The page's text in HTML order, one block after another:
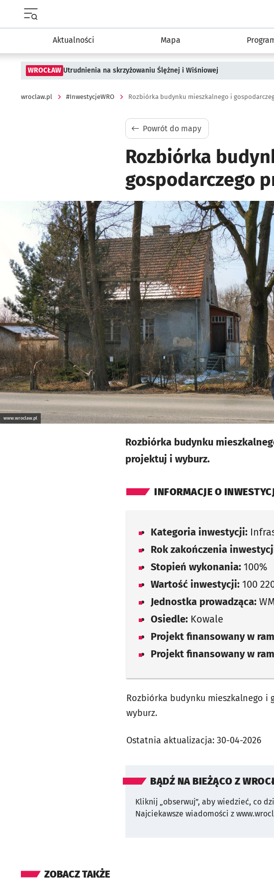
Aktualności Mapa
WROCŁAW Utrudnienia na skrzyżowaniu Ślężnej i Wiśniowej
wroclaw.pl #InwestycjeWRO Rozbiórka budynku mieszkalnego i
Powrót do mapy
Rozbiórka
gospodarczego
Kliknij, aby powiększyć
www.wroclaw.pl
Rozbiórka budynku
projektuj i wyburz.
INFORMACJE O
Kategoria inwestycji:
Rok zakończenia
Stopień wykonania: 100%
Wartość inwestycji: 100
Jednostka prowadząca:
Osiedle: Kowale
Projekt finansowany w
Projekt finansowany w
Rozbiórka budynku mieszkalnego i
wyburz.
Ostatnia aktualizacja: 30-04-2026
BĄDŹ NA BIEŻĄCO Z
Kliknij „obserwuj”, aby wiedzieć, co
Najciekawsze wiadomości z
ZOBACZ TAKŻE